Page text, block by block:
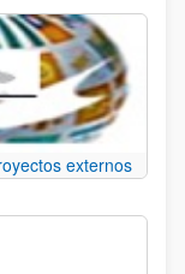
externos